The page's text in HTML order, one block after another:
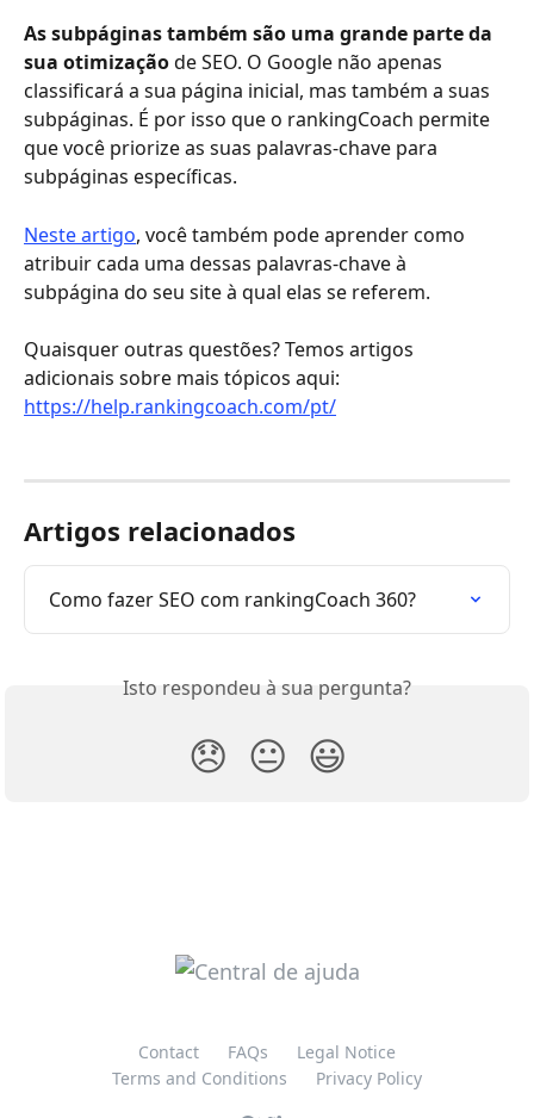
As subpáginas também são uma grande parte da
sua otimização de SEO. O Google não apenas
classificará a sua página inicial, mas também a suas
subpáginas. É por isso que o rankingCoach permite
que você priorize as suas palavras-chave para
subpáginas específicas.
Neste artigo, você também pode aprender como
atribuir cada uma dessas palavras-chave à
subpágina do seu site à qual elas se referem.
Quaisquer outras questões? Temos artigos
adicionais sobre mais tópicos aqui:
https://help.rankingcoach.com/pt/
Artigos relacionados
Como fazer SEO com rankingCoach 360?
Isto respondeu à sua pergunta?
😞 😐 😃
Contact FAQs
Legal Notice
Terms and Conditions
Privacy Policy